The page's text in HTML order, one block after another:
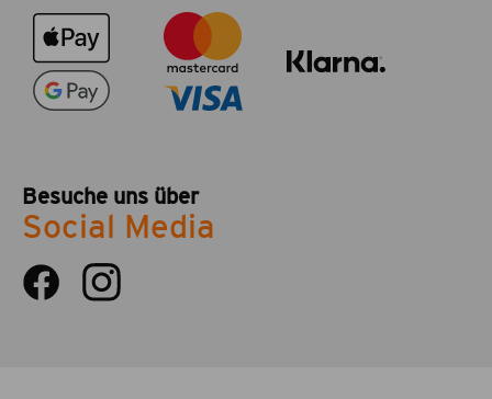
Besuche uns über
Social Media